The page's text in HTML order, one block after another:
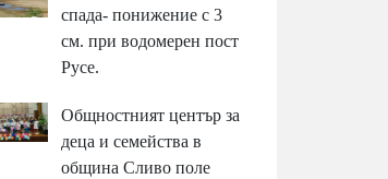
спада- понижение с 3
см. при водомерен пост
Русе.
Общностният център за
деца и семейства в
община Сливо поле